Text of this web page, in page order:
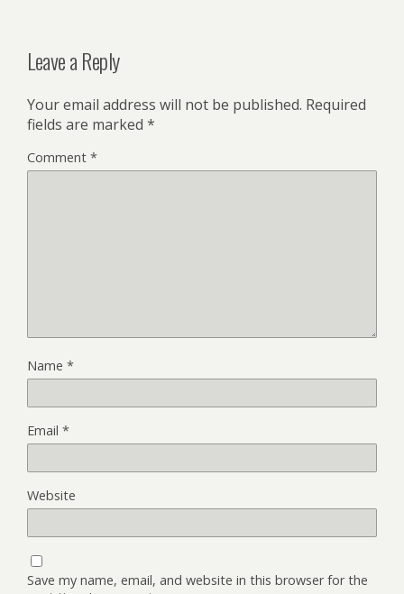
Leave a Reply
Your email address will not be published. Required
fields are marked *
Comment *
Name *
Email *
Website
Save my name, email, and website in this browser for the